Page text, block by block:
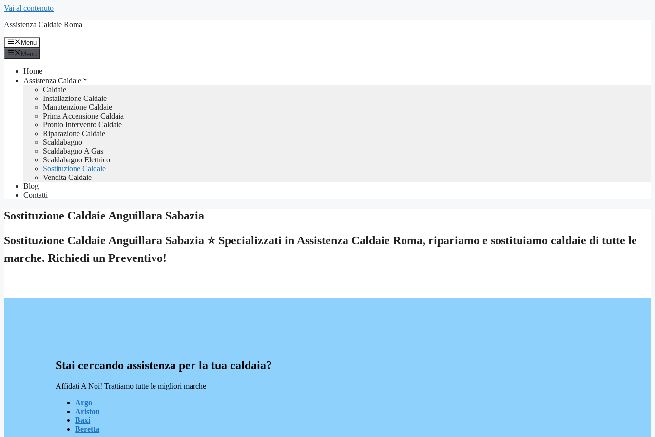
Vai al contenuto
Assistenza Caldaie Roma
Menu
Menu
Home
Assistenza Caldaie
Caldaie
Installazione Caldaie
Manutenzione Caldaie
Prima Accensione Caldaia
Pronto Intervento Caldaie
Riparazione Caldaie
Scaldabagno
Scaldabagno A Gas
Scaldabagno Elettrico
Sostituzione Caldaie
Vendita Caldaie
Blog
Contatti
Sostituzione Caldaie Anguillara Sabazia
Sostituzione Caldaie Anguillara Sabazia ⭐ Specializzati in Assistenza Caldaie Roma, ripariamo e sostituiamo caldaie di tutte le
marche. Richiedi un Preventivo!
Stai cercando assistenza per la tua caldaia?
Affidati A Noi! Trattiamo tutte le migliori marche
Argo
Ariston
Baxi
Beretta